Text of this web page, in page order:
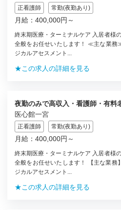
正看護師 常勤(夜勤あり)
月給：400,000円～
終末期医療・ターミナルケア 入居者様
全般をお任せいたします！ ≪主な業務
ジカルアセスメント...
★この求人の詳細を見る
夜勤のみで高収入・看護師・有料
医心館一宮
正看護師 常勤(夜勤あり)
月給：400,000円～
終末期医療・ターミナルケア 入居者様
全般をお任せいたします！ 【主な業務
ジカルアセスメント...
★この求人の詳細を見る